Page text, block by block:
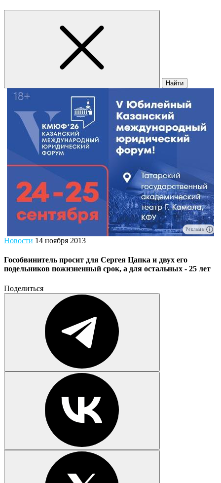
Найти
Реклама
Новости 14 ноября 2013
Гособвинитель просит для Сергея Цапка и двух его
подельников пожизненный срок, а для остальных - 25 лет
Поделиться